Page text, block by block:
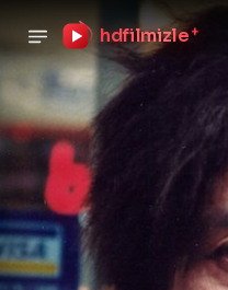
hdfilmizle +
HD Film izle